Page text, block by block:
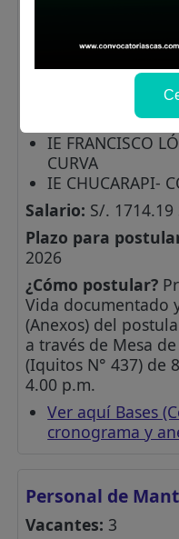
IE MARIANO E.
COCACHACRA
IE SAN VICENTE
IE 40479
IE FRANCISCO
CURVA
IE CHUCARAPI-
Salario: S/. 1714.19
Plazo para
2026
¿Cómo postular?
Vida documentado
(Anexos) del
a través de Mesa
(Iquitos N° 437) de
4.00 p.m.
Ver aquí Bases
cronograma y
Personal de
Vacantes: 3